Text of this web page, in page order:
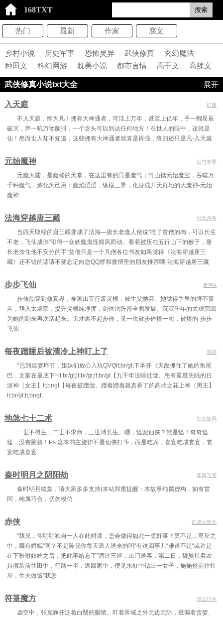
168TXT 搜索
热门 最新 作家 腐文
乡村小说 历史军事 恐怖灵异 武侠修真
玄幻魔法
种田文
科幻网游 耽美小说 都市言情 高干文
高辣文
writeas
武侠修真小说txt大全 展开
入天庭 幻庸
不入天庭，终为凡！拥有大神通者，可活上万年，甚至上亿年，手一翻星辰
破灭，声一吼万物颤抖，一个念头可以到达任何地方！在世人的眼中，这就是
仙！然而世人却不知道，这些拥有大神通者就算是再强，终归还只是凡-入天庭
元始魔神 山竹本尊
元魔大陆，是魔修的天堂，在这里有的只是魔气；竹山携元始魔宝，吞噬万
千种魔气，炼化为己用；魔焰滔滔，纵横三界，化身成开天辟地的大魔神-元始
魔神
法海穿越唐三藏 纸笔丹青
当西天取经的唐三藏变成了法海—唐长老逢人便说“吃了贫僧的肉，可以长生
不老，飞仙成佛”引得一众妖魔鬼怪闻风而动。看着被压在五行山下的猴子，唐
长老按住他不安分的手“贫僧只是一个凡僧各位书友如果觉得《法海穿越唐三
藏》还不错的话请不要忘记向您QQ群和微博里的朋友推荐哦-法海穿越唐三藏
步步飞仙 希声A
步倚胎穿到修真界，被测出五行废灵根，被生父抛弃。她觉得手里的牌不算
差，拜入太虚宗，提升灵根纯净度，剑体法阵符全面发展。沉寂千年的太虚宗因
为她的到来再次活起来。天才瞧不起步倚，见一次被步倚揍一次，被揍的-步步
飞仙
每夜蹭睡后被清冷上神盯上了 孤荷
*已到追妻环节，姐妹们放心入坑QVQlt;br/gt;下本开《天敌抓住了她的鱼尾
巴，文案在最底下~lt;br/gt;lt;br/gt;lt;br/gt【九千年没睡过觉、患有重度失眠的日
游神（女主】lt;br/gt【每夜被蹭觉、蹭着蹭着就真香了的高岭之花上神（男主】
lt;br/gt;lt;br/gt;
地煞七十二术 红色披风
一世不得生，二世不求命，三世博长生。嘿，怪诞仙侠？就是怪！奇奇怪
怪，没有脑袋！Ps:这本书主旋律不是仙侠打斗，而是吃席，喜宴吃成丧宴，丧
宴吃成喜宴
秦时明月之阴阳劫 非风飞雪
秦时明月续集，请大家多多支持(本站郑重提醒：本故事纯属虚构，如有雷
同，纯属巧合，切勿模仿
赤侠 红烧大黑鱼
“魏兄，你明明独自一人在此耕读，怎会做得如此一桌好菜？莫不是…草屋之
中，藏有娇娥“啊？不是陈兄你每天派人送来的吗“有这回事儿“难道不是“或许是
在下吩咐奴婢之后，把此事给忘了”酒过三巡，出门送客，第二日，魏昊扛着农
具假装前往田中，行路一半，返回家中，便见水缸中钻出一女子，施施然前往灶
屋，生火做饭“我怎
符箓魔方 巡山打伞
虚空中，张克睁开泛着白翳的眼睛。盯着界域之外无边无际，透漏着贪婪、